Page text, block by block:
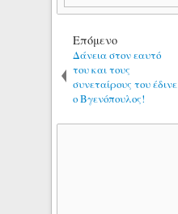
Επόμενο
Δάνεια στον εαυτό
του και τους
συνεταίρους του έδινε
ο Βγενόπουλος!